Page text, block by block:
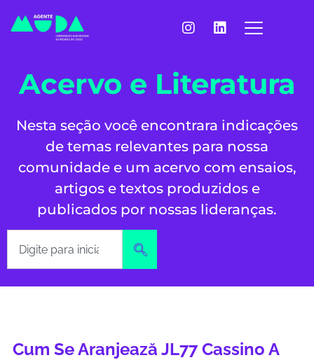
Acervo e Literatura
Nesta seção você encontrara indicações
de temas relevantes para nossa
comunidade e um acervo com ensaios,
artigos e textos produzidos e
publicados por nossas lideranças.
Cum Se Aranjează JL77 Cassino A